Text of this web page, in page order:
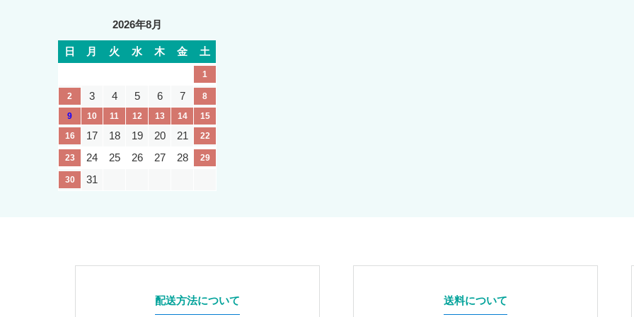
2026年8月
日 月 火 水 木 金 土
1
2 3 4 5 6 7
8
9
10 11 12 13 14
15
16
17 18 19 20 21 22
23 24 25 26 27 28 29
30 31
配送方法について 送料について